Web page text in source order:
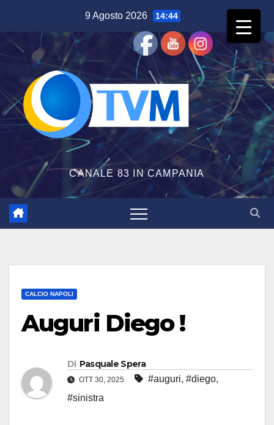
contenuto
9 Agosto 2026 14:44
CANALE 83 IN CAMPANIA
CALCIO NAPOLI
Auguri Diego !
Di Pasquale Spera
OTT 30, 2025 #auguri, #diego,
#sinistra